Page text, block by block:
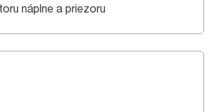
náplne a priezoru